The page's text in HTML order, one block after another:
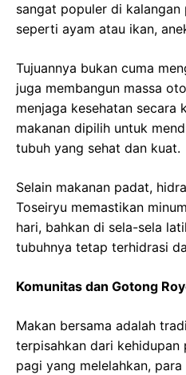
sangat populer di
seperti ayam atau ikan,
Tujuannya bukan cuma
juga membangun massa
menjaga kesehatan secara
makanan dipilih untuk
tubuh yang sehat dan kuat.
Selain makanan padat,
Toseiryu memastikan
hari, bahkan di sela-sela
tubuhnya tetap terhidrasi
Komunitas dan Gotong
Makan bersama adalah
terpisahkan dari kehidupan
pagi yang melelahkan,